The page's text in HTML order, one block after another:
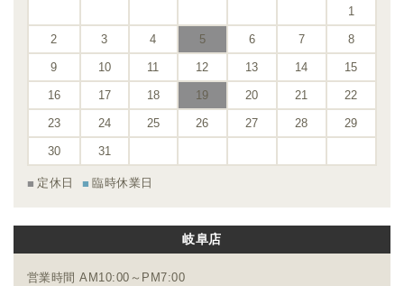
1
2 3 4 5 6 7 8
9 10 11 12 13 14 15
16 17 18 19 20 21 22
23 24 25 26 27 28 29
30 31
定休日 臨時休業日
岐阜店
営業時間 AM10:00～PM7:00